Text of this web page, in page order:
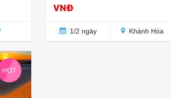
VNĐ
1/2 ngày Khánh Hòa
HOT